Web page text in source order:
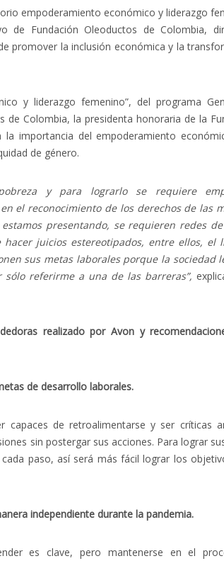
empoderamiento económico y liderazgo
de Fundación Oleoductos de Colombia,
promover la inclusión económica y la
y liderazgo femenino”, del programa
de Colombia, la presidenta honoraria de la
importancia del empoderamiento
de género.
y para lograrlo se requiere
el reconocimiento de los derechos de las
presentando, se requieren redes de
juicios estereotipados, entre ellos, el
sus metas laborales porque la sociedad
referirme a una de las barreras”,
realizado por Avon y
de desarrollo laborales.
capaces de retroalimentarse y ser críticas
sin postergar sus acciones. Para lograr
paso, así será más fácil lograr los
independiente durante la pandemia.
es clave, pero mantenerse en el